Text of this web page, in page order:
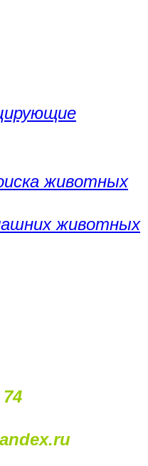
животных
животных